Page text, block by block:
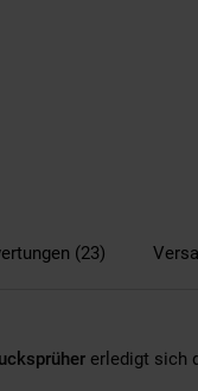
(23)
erledigt sich